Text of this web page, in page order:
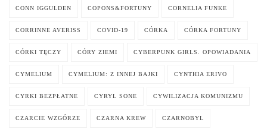
CONN IGGULDEN COPONS&FORTUNY CORNELIA FUNKE
CORRINNE AVERISS COVID-19 CÓRKA CÓRKA FORTUNY
CÓRKI TĘCZY CÓRY ZIEMI CYBERPUNK GIRLS. OPOWIADANIA
CYMELIUM CYMELIUM: Z INNEJ BAJKI CYNTHIA ERIVO
CYRKI BEZPŁATNE CYRYL SONE CYWILIZACJA KOMUNIZMU
CZARCIE WZGÓRZE CZARNA KREW CZARNOBYL